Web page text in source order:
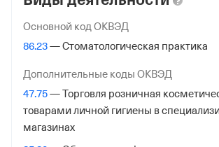
771401001
Регистрация ФНС
Основной код ОКВЭД
86.23— Стоматологическая практика
Дополнительные коды ОКВЭД
47.75— Торговля розничная
товарами личной гигиены в
магазинах